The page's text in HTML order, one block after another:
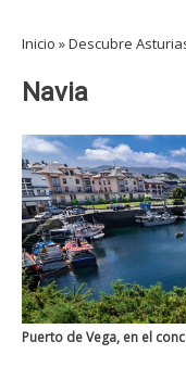
Inicio »Descubre
Navia
Puerto de Vega, en el